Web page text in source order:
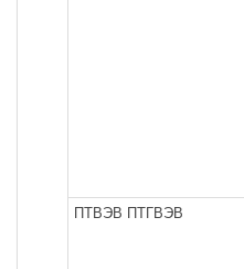
ПТВЭВ ПТГВЭВ